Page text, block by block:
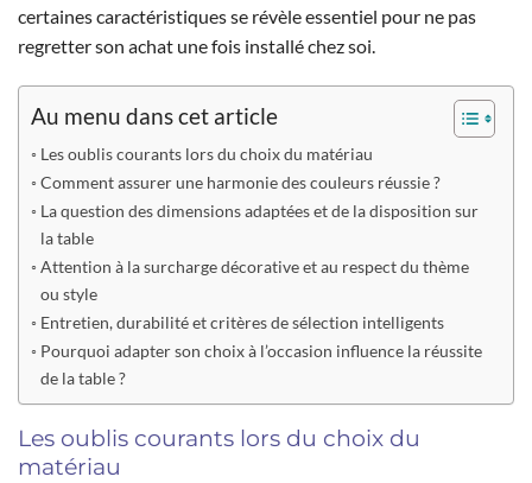
certaines caractéristiques se révèle essentiel pour ne pas
regretter son achat une fois installé chez soi.
Au menu dans cet article
Les oublis courants lors du choix du matériau
Comment assurer une harmonie des couleurs réussie ?
La question des dimensions adaptées et de la disposition sur
la table
Attention à la surcharge décorative et au respect du thème
ou style
Entretien, durabilité et critères de sélection intelligents
Pourquoi adapter son choix à l’occasion influence la réussite
de la table ?
Les oublis courants lors du choix du
matériau